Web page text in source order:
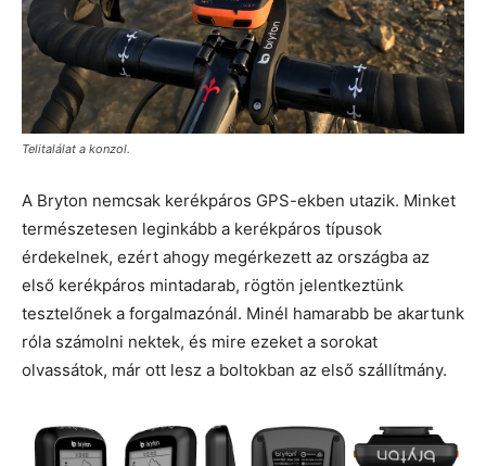
Telitalálat a konzol.
A Bryton nemcsak kerékpáros GPS-ekben utazik. Minket
természetesen leginkább a kerékpáros típusok
érdekelnek, ezért ahogy megérkezett az országba az
első kerékpáros mintadarab, rögtön jelentkeztünk
tesztelőnek a forgalmazónál. Minél hamarabb be akartunk
róla számolni nektek, és mire ezeket a sorokat
olvassátok, már ott lesz a boltokban az első szállítmány.